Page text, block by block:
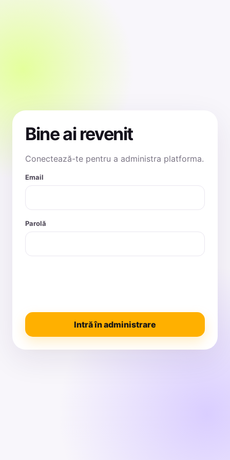
Bine ai revenit
Conectează-te pentru a administra platforma.
Email
Parolă
Intră în administrare